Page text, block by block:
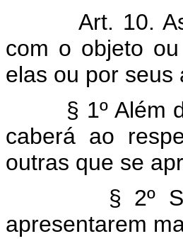
Art. 10.
com o objeto
elas ou por seus
§ 1º Além
caberá ao
outras que se
§ 2º Serão
apresentarem